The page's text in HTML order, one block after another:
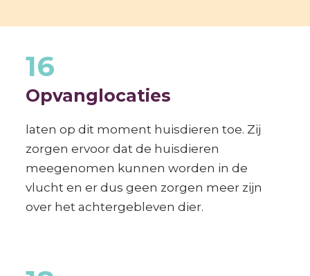
16
Opvanglocaties
laten op dit moment huisdieren toe. Zij
zorgen ervoor dat de huisdieren
meegenomen kunnen worden in de
vlucht en er dus geen zorgen meer zijn
over het achtergebleven dier.